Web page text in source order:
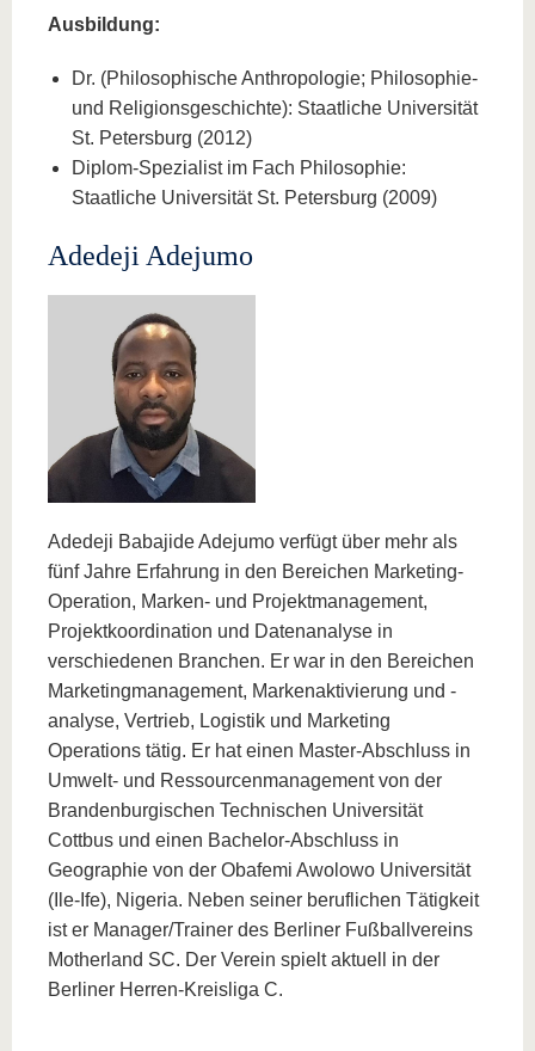
Ausbildung:
Dr. (Philosophische Anthropologie; Philosophie-
und Religionsgeschichte): Staatliche Universität
St. Petersburg (2012)
Diplom-Spezialist im Fach Philosophie:
Staatliche Universität St. Petersburg (2009)
Adedeji Adejumo
Adedeji Babajide Adejumo verfügt über mehr als
fünf Jahre Erfahrung in den Bereichen Marketing-
Operation, Marken- und Projektmanagement,
Projektkoordination und Datenanalyse in
verschiedenen Branchen. Er war in den Bereichen
Marketingmanagement, Markenaktivierung und -
analyse, Vertrieb, Logistik und Marketing
Operations tätig. Er hat einen Master-Abschluss in
Umwelt- und Ressourcenmanagement von der
Brandenburgischen Technischen Universität
Cottbus und einen Bachelor-Abschluss in
Geographie von der Obafemi Awolowo Universität
(Ile-Ife), Nigeria. Neben seiner beruflichen Tätigkeit
ist er Manager/Trainer des Berliner Fußballvereins
Motherland SC. Der Verein spielt aktuell in der
Berliner Herren-Kreisliga C.